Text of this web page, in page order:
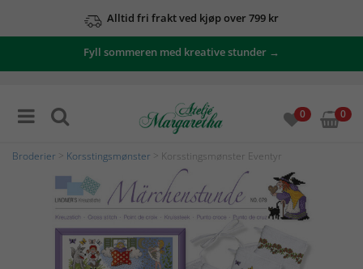
Alltid fri frakt ved kjøp over 799 kr
Fyll sommeren med kreative stunder →
0 0
Broderier Korsstingsmønster > Korsstingsmønster Eventyr